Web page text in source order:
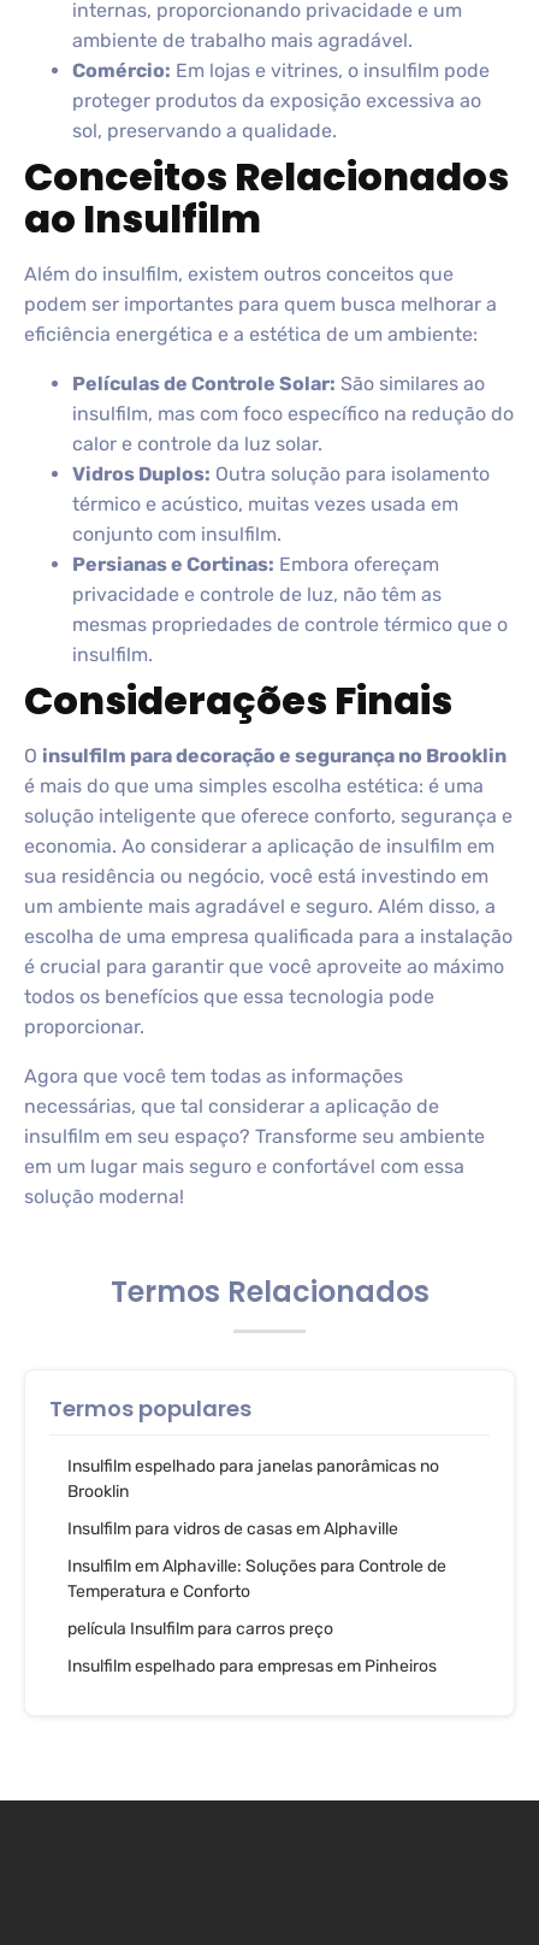
internas, proporcionando privacidade e um
ambiente de trabalho mais agradável.
Comércio: Em lojas e vitrines, o insulfilm pode
proteger produtos da exposição excessiva ao
sol, preservando a qualidade.
Conceitos Relacionados
ao Insulfilm
Além do insulfilm, existem outros conceitos que
podem ser importantes para quem busca melhorar a
eficiência energética e a estética de um ambiente:
Películas de Controle Solar: São similares ao
insulfilm, mas com foco específico na redução do
calor e controle da luz solar.
Vidros Duplos: Outra solução para isolamento
térmico e acústico, muitas vezes usada em
conjunto com insulfilm.
Persianas e Cortinas: Embora ofereçam
privacidade e controle de luz, não têm as
mesmas propriedades de controle térmico que o
insulfilm.
Considerações Finais
O insulfilm para decoração e segurança no Brooklin
é mais do que uma simples escolha estética: é uma
solução inteligente que oferece conforto, segurança e
economia. Ao considerar a aplicação de insulfilm em
sua residência ou negócio, você está investindo em
um ambiente mais agradável e seguro. Além disso, a
escolha de uma empresa qualificada para a instalação
é crucial para garantir que você aproveite ao máximo
todos os benefícios que essa tecnologia pode
proporcionar.
Agora que você tem todas as informações
necessárias, que tal considerar a aplicação de
insulfilm em seu espaço? Transforme seu ambiente
em um lugar mais seguro e confortável com essa
solução moderna!
Termos Relacionados
Termos populares
Insulfilm espelhado para janelas panorâmicas no
Brooklin
Insulfilm para vidros de casas em Alphaville
Insulfilm em Alphaville: Soluções para Controle de
Temperatura e Conforto
película Insulfilm para carros preço
Insulfilm espelhado para empresas em Pinheiros